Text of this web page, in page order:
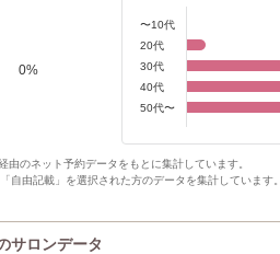
0%
〜10代
20代
30代
40代
50代〜
のネット予約データをもとに集計しています。
由記載」を選択された方のデータを集計しています。
サロンデータ